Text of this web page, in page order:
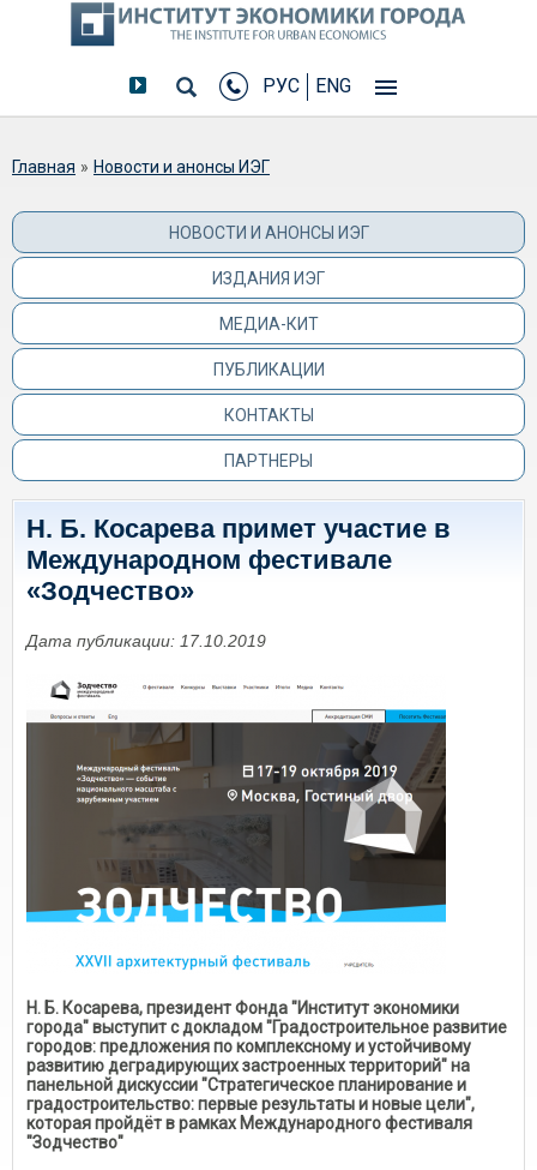
РУС ENG
Вы здесь
Главная » Новости и анонсы ИЭГ
НОВОСТИ И АНОНСЫ ИЭГ
ИЗДАНИЯ ИЭГ
МЕДИА-КИТ
ПУБЛИКАЦИИ
КОНТАКТЫ
ПАРТНЕРЫ
Н. Б. Косарева примет участие в
Международном фестивале
«Зодчество»
Дата публикации: 17.10.2019
Н. Б. Косарева, президент Фонда "Институт экономики
города" выступит с докладом "Градостроительное развитие
городов: предложения по комплексному и устойчивому
развитию деградирующих застроенных территорий" на
панельной дискуссии "Стратегическое планирование и
градостроительство: первые результаты и новые цели",
которая пройдёт в рамках Международного фестиваля
"Зодчество"